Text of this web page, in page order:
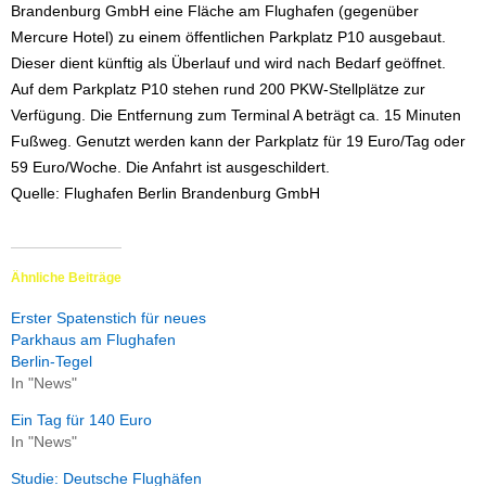
Brandenburg GmbH eine Fläche am Flughafen (gegenüber
Mercure Hotel) zu einem öffentlichen Parkplatz P10 ausgebaut.
Dieser dient künftig als Überlauf und wird nach Bedarf geöffnet.
Auf dem Parkplatz P10 stehen rund 200 PKW-Stellplätze zur
Verfügung. Die Entfernung zum Terminal A beträgt ca. 15 Minuten
Fußweg. Genutzt werden kann der Parkplatz für 19 Euro/Tag oder
59 Euro/Woche. Die Anfahrt ist ausgeschildert.
Quelle: Flughafen Berlin Brandenburg GmbH
Ähnliche Beiträge
Erster Spatenstich für neues
Parkhaus am Flughafen
Berlin-Tegel
In "News"
Ein Tag für 140 Euro
In "News"
Studie: Deutsche Flughäfen